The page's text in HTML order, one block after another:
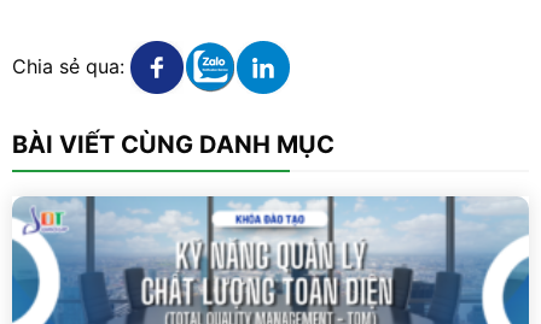
Chia sẻ qua: Xem chi tiết
Xem chi tiếtXem chi tiết
BÀI VIẾT CÙNG DANH MỤC